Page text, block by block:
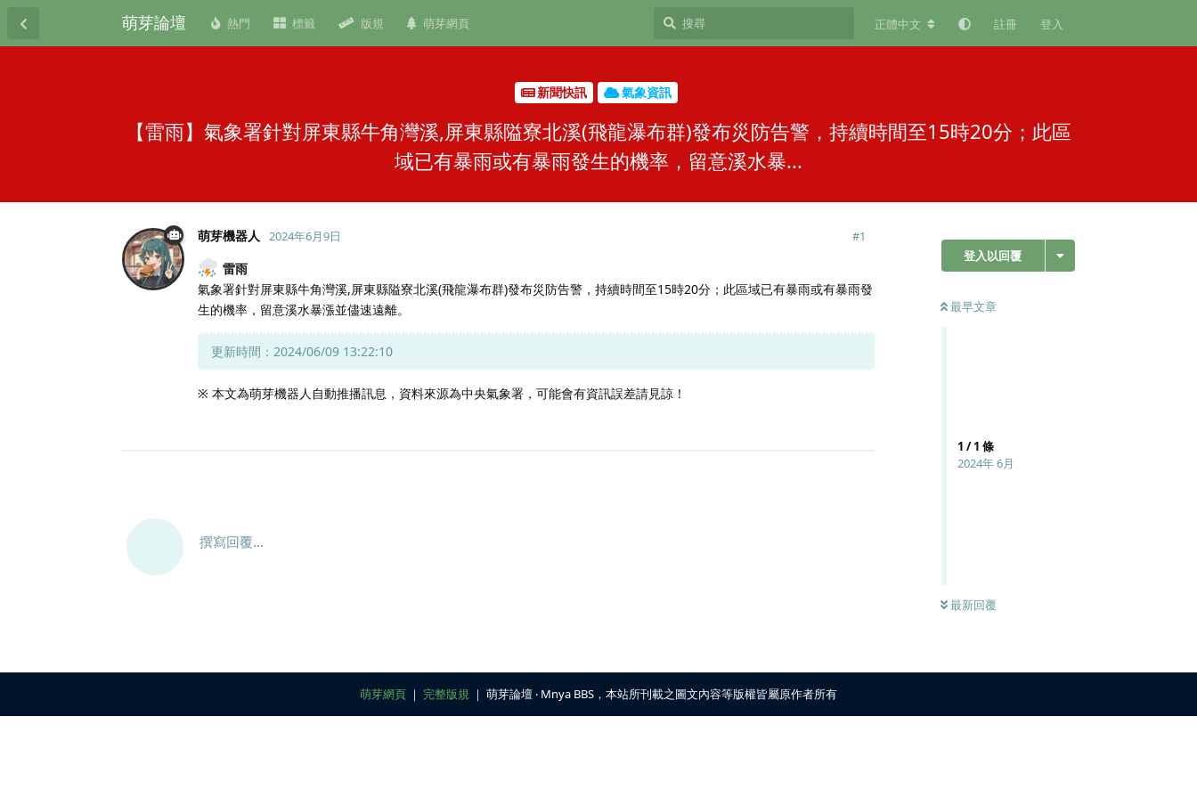
萌芽論壇 熱門 標籤 版規 萌芽網頁 正體中文 註冊 登入
新聞快訊 氣象資訊
【雷雨】氣象署針對屏東縣牛角灣溪,屏東縣隘寮北溪(飛龍瀑布群)發布災防告警，持續時間至15時20分；此區
域已有暴雨或有暴雨發生的機率，留意溪水暴...
登入以回覆
最早文章
1 /1 條
2024年 6月
最新回覆
萌芽機器人 2024年6月9日 #1
雷雨
氣象署針對屏東縣牛角灣溪,屏東縣隘寮北溪(飛龍瀑布群)發布災防告警，持續時間至15時20分；此區域已有暴雨或有暴雨發
生的機率，留意溪水暴漲並儘速遠離。
更新時間：2024/06/09 13:22:10
※ 本文為萌芽機器人自動推播訊息，資料來源為中央氣象署，可能會有資訊誤差請見諒！
撰寫回覆...
萌芽網頁 ｜ 完整版規 ｜ 萌芽論壇 ‧ Mnya BBS，本站所刊載之圖文內容等版權皆屬原作者所有